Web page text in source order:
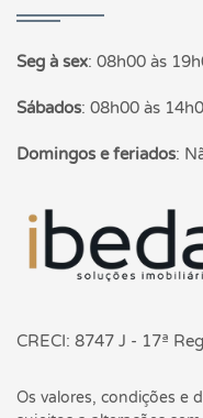
Seg à sex: 08h00 às
Sábados: 08h00 às
Domingos e feriados:
Página inicial
CRECI: 8747 J - 17ª
Os valores, condições e